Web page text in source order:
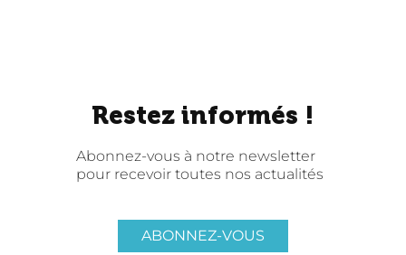
Restez informés !
Abonnez-vous à notre newsletter
pour recevoir toutes nos actualités
ABONNEZ-VOUS